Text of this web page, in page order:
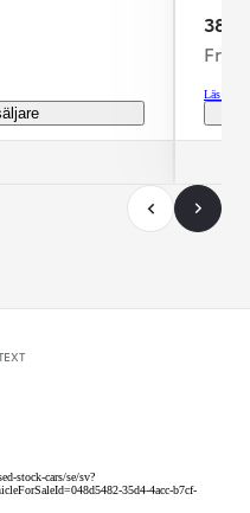
389
Läs mer
stock-cars/se/sv?
35d4-4acc-b7cf-